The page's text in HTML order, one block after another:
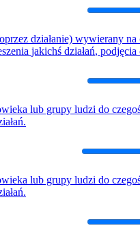
działanie) wywierany na
jakichś działań, podjęcia
lub grupy ludzi do
.
lub grupy ludzi do
.